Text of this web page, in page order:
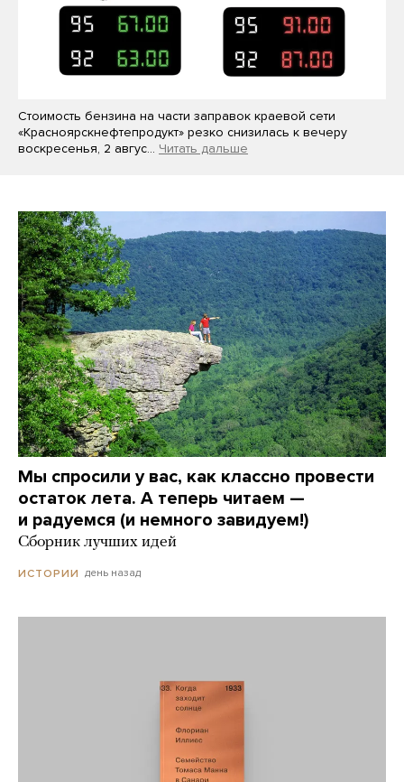
Стоимость бензина на части заправок краевой сети
«Красноярскнефтепродукт» резко снизилась к вечеру
воскресенья, 2 авгус… Читать дальше
Мы спросили у вас, как классно провести
остаток лета. А теперь читаем —
и радуемся (и немного завидуем!)
Сборник лучших идей
ИСТОРИИ день назад